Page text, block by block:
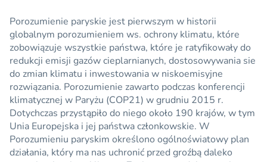
Porozumienie paryskie jest pierwszym w historii
globalnym porozumieniem ws. ochrony klimatu, które
zobowiązuje wszystkie państwa, które je ratyfikowały do
redukcji emisji gazów cieplarnianych, dostosowywania sie
do zmian klimatu i inwestowania w niskoemisyjne
rozwiązania. Porozumienie zawarto podczas konferencji
klimatycznej w Paryżu (COP21) w grudniu 2015 r.
Dotychczas przystąpiło do niego około 190 krajów, w tym
Unia Europejska i jej państwa członkowskie. W
Porozumieniu paryskim określono ogólnoświatowy plan
działania, który ma nas uchronić przed groźbą daleko